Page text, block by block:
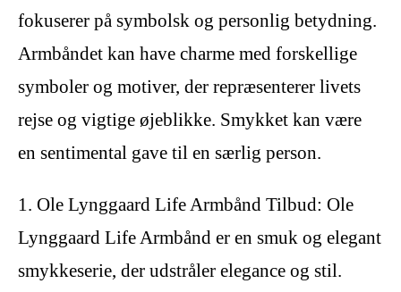
fokuserer på symbolsk og personlig betydning.
Armbåndet kan have charme med forskellige
symboler og motiver, der repræsenterer livets
rejse og vigtige øjeblikke. Smykket kan være
en sentimental gave til en særlig person.
1. Ole Lynggaard Life Armbånd Tilbud: Ole
Lynggaard Life Armbånd er en smuk og elegant
smykkeserie, der udstråler elegance og stil.